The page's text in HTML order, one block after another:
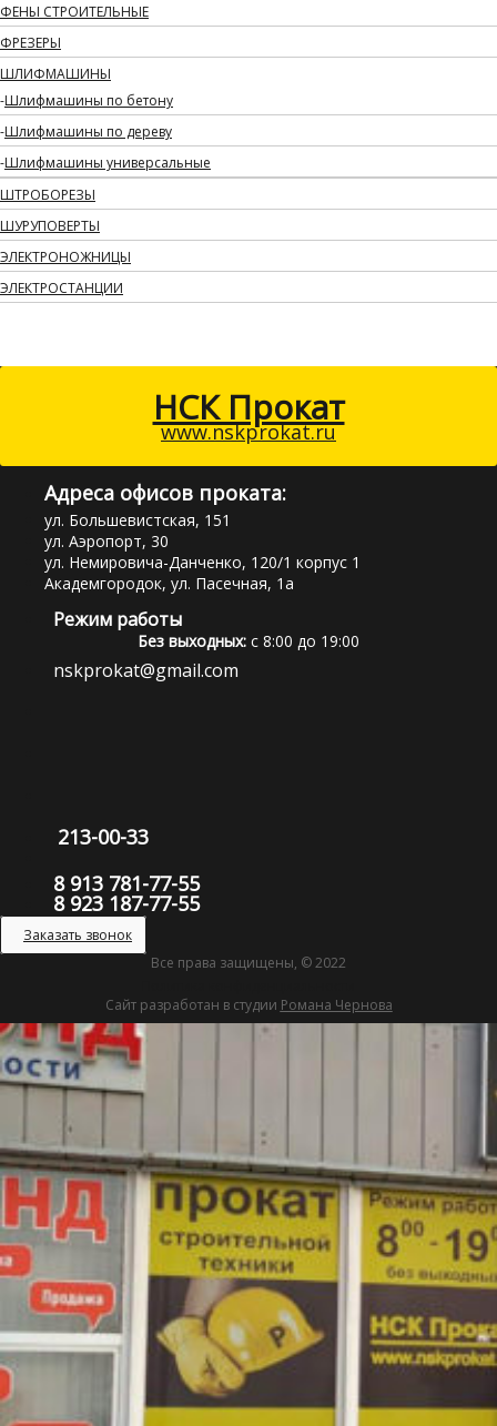
ФЕНЫ СТРОИТЕЛЬНЫЕ
ФРЕЗЕРЫ
ШЛИФМАШИНЫ
Шлифмашины по бетону
Шлифмашины по дереву
Шлифмашины универсальные
ШТРОБОРЕЗЫ
ШУРУПОВЕРТЫ
ЭЛЕКТРОНОЖНИЦЫ
ЭЛЕКТРОСТАНЦИИ
НСК Прокат
www.nskprokat.ru
Адреса офисов проката:
ул. Большевистская, 151
ул. Аэропорт, 30
ул. Немировича-Данченко, 120/1 корпус 1
Академгородок, ул. Пасечная, 1а
Режим работы
Без выходных: с 8:00 до 19:00
nskprokat@gmail.com
213-00-33
8 913 781-77-55
8 923 187-77-55
Заказать звонок
Все права защищены, © 2022
Сайт разработан в студии Романа Чернова